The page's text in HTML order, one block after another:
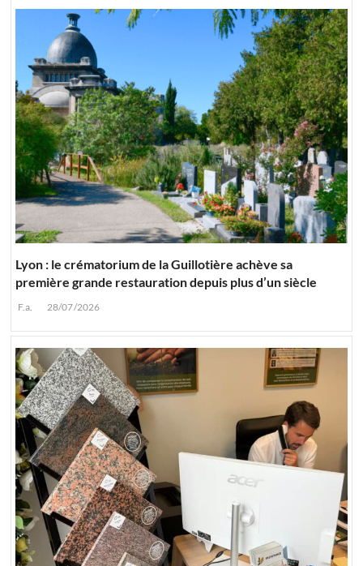
Lyon : le crématorium de la Guillotière achève sa
première grande restauration depuis plus d’un siècle
F.a. 28/07/2026